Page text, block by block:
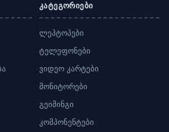
კატეგორიები
ლეპტოპები
ტელეფონები
ვიდეო კარტები
მონიტორები
გეიმინგი
კომპონენტები